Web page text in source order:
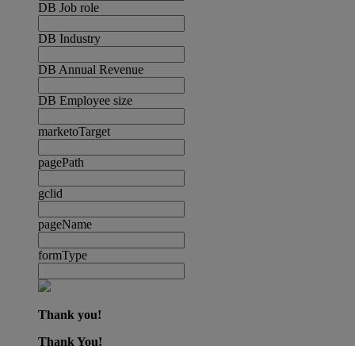
DB Job role
DB Industry
DB Annual Revenue
DB Employee size
marketoTarget
pagePath
gclid
pageName
formType
Thank you!
Thank You!